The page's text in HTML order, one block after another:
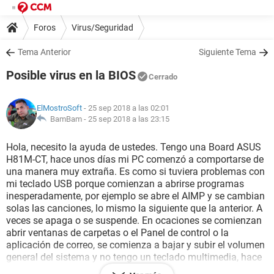
Foros Virus/Seguridad
Tema Anterior Siguiente Tema
Posible virus en la BIOS Cerrado
ElMostroSoft - 25 sep 2018 a las 02:01
BamBam - 25 sep 2018 a las 23:15
Hola, necesito la ayuda de ustedes. Tengo una Board ASUS
H81M-CT, hace unos días mi PC comenzó a comportarse de
una manera muy extraña. Es como si tuviera problemas con
mi teclado USB porque comienzan a abrirse programas
inesperadamente, por ejemplo se abre el AIMP y se cambian
solas las canciones, lo mismo la siguiente que la anterior. A
veces se apaga o se suspende. En ocaciones se comienzan
abrir ventanas de carpetas o el Panel de control o la
aplicación de correo, se comienza a bajar y subir el volumen
general del sistema y no tengo un teclado multimedia, hace
infinidad de cosas sin sentido. Al ver todas esas locuras,